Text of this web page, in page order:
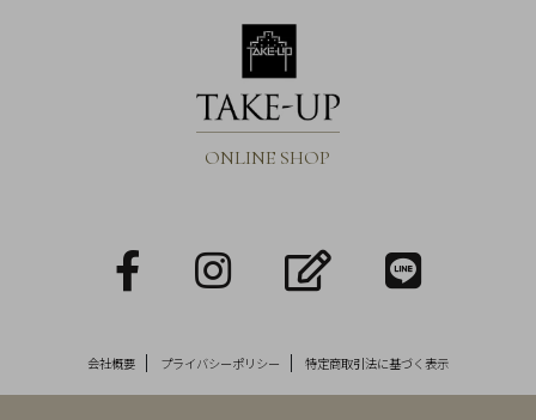
ONLINE SHOP
facebook
Instagram
blogLINE
会社概要 プライバシーポリシー 特定商取引法に基づく表示